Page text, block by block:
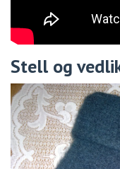
Stell og